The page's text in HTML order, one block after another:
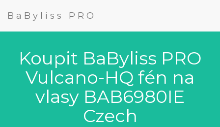
BaByliss PRO
Koupit BaByliss PRO
Vulcano-HQ fén na
vlasy BAB6980IE
Czech